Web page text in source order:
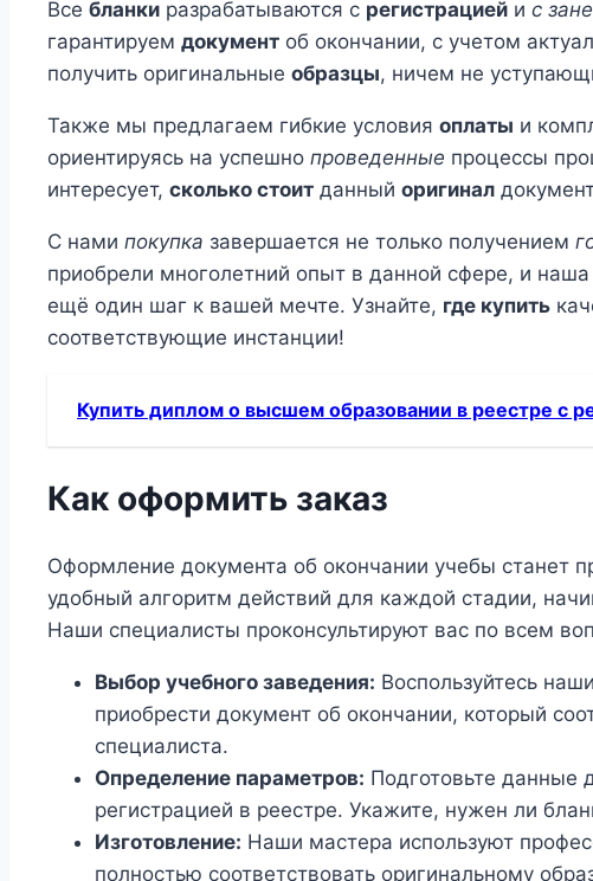
Все бланки разрабатываются с регистрацией и с
гарантируем документ об окончании, с учетом
получить оригинальные образцы, ничем не
Также мы предлагаем гибкие условия оплаты и
ориентируясь на успешно проведенные процессы
интересует, сколько стоит данный оригинал
С нами покупка завершается не только получением
приобрели многолетний опыт в данной сфере, и наша
ещё один шаг к вашей мечте. Узнайте, где купить
соответствующие инстанции!
Купить диплом о высшем образовании в реестре с
Как оформить заказ
Оформление документа об окончании учебы станет
удобный алгоритм действий для каждой стадии,
Наши специалисты проконсультируют вас по всем
Выбор учебного заведения: Воспользуйтесь
приобрести документ об окончании, который
специалиста.
Определение параметров: Подготовьте данные
регистрацией в реестре. Укажите, нужен ли
Изготовление: Наши мастера используют
полностью соответствовать оригинальному